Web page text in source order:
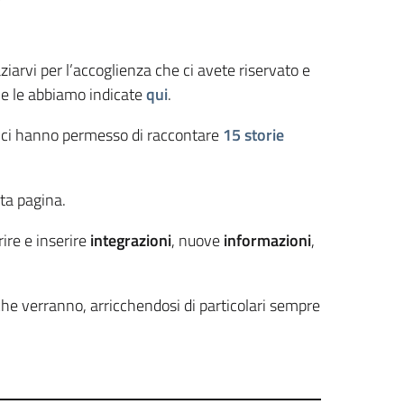
per l’accoglienza che ci avete riservato e
le abbiamo indicatequi.
hanno permesso di raccontare15 storie
pagina.
e inserireintegrazioni, nuoveinformazioni,
verranno, arricchendosi di particolari sempre